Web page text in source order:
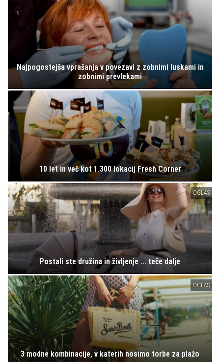
Najpogostejša vprašanja v povezavi z zobnimi luskami in
zobnimi prevlekami
10 let in več kot 1.300 lokacij Fresh Corner
OGLAS
Postali ste družina in življenje ... teče dalje
OGLAS
3 modne kombinacije, v katerih nosimo torbe za plažo